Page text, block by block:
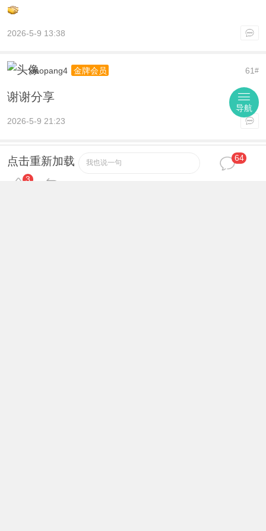
2026-5-9 13:38
61#
xiaopang4 金牌会员
谢谢分享
2026-5-9 21:23
62
iamim 中级会员
激动人心，无法言表！
点击重新加载 我也说一句
64
3
导航